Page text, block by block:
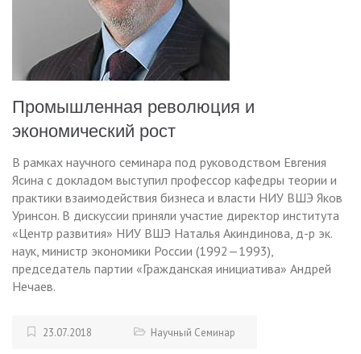
Промышленная революция и
экономический рост
В рамках научного семинара под руководством Евгения
Ясина с докладом выступил профессор кафедры теории и
практики взаимодействия бизнеса и власти НИУ ВШЭ Яков
Уринсон. В дискуссии приняли участие директор института
«Центр развития» НИУ ВШЭ Наталья Акиндинова, д-р эк.
наук, министр экономики России (1992—1993),
председатель партии «Гражданская инициатива» Андрей
Нечаев.
23.07.2018 Научный Семинар